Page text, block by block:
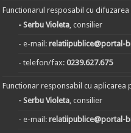
Functionarul resposabil cu
- Serbu Violeta, consilier
- e-mail:relatiipublice@portal-
- telefon/fax:0239.627.675
Functionar responsabil cu aplicarea
- Serbu Violeta, consilier
- e-mail:relatiipublice@portal-